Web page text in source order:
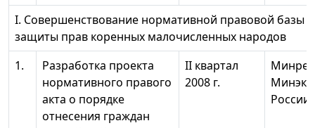
I. Совершенствование нормативной правовой базы
защиты прав коренных малочисленных народов
1.
Разработка проекта
нормативного правого
акта о порядке
отнесения граждан
II квартал
2008 г.
России